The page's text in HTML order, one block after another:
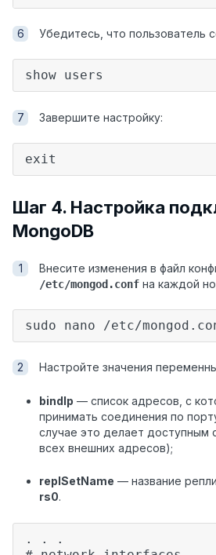
Убедитесь, что пользователь
show users
Завершите настройку:
exit
Шаг 4. Настройка
MongoDB
Внесите изменения в файл
/etc/mongod.conf на каждой
sudo nano /etc/
Настройте значения
bindIp — список адресов, с
принимать соединения по
случае это делает доступным
всех внешних адресов);
replSetName — название
rs0.
. . .